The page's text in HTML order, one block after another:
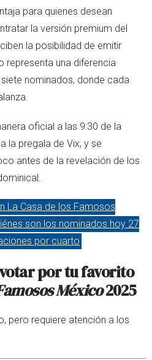
para quienes desean
la versión premium del
la posibilidad de emitir
representa una diferencia
nominados, donde cada
oficial a las 9:30 de la
la pregala de Vix, y se
antes de la revelación de los
La Casa de los Famosos
son los nominados hoy 27
por cuarto
por tu favorito
México2025
pero requiere atención a los